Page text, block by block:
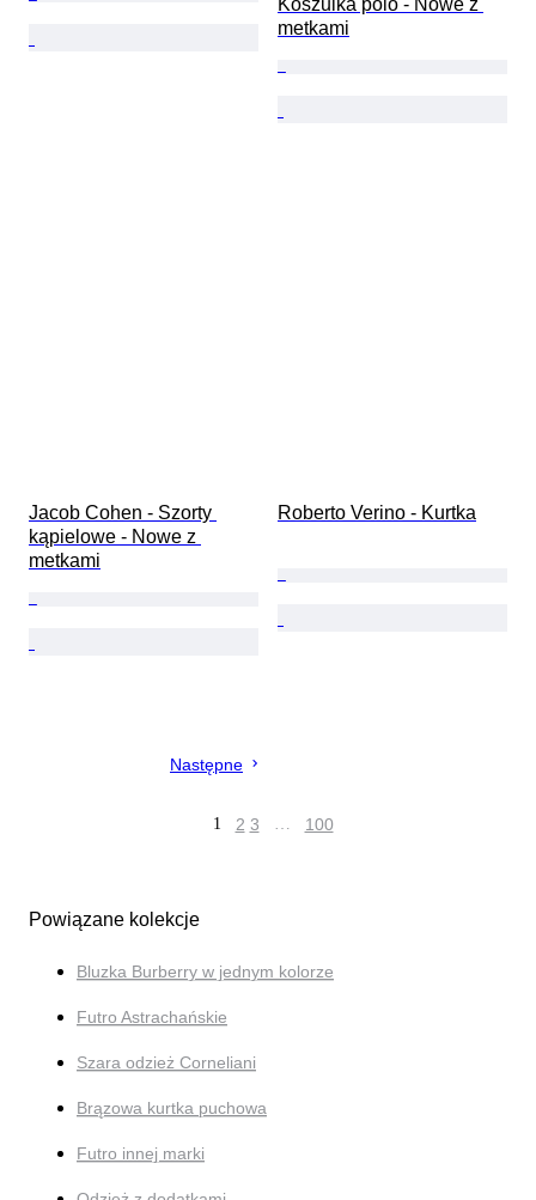
Koszulka polo - Nowe z
metkami
Jacob Cohen - Szorty
kąpielowe - Nowe z
metkami
Roberto Verino - Kurtka
Następne
1 2 3 … 100
Powiązane kolekcje
Bluzka Burberry w jednym kolorze
Futro Astrachańskie
Szara odzież Corneliani
Brązowa kurtka puchowa
Futro innej marki